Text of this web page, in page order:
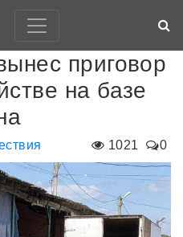
приговор
на базе
1021 0